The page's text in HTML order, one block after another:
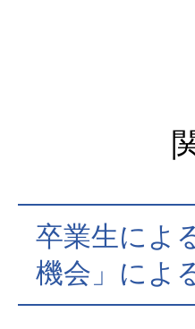
卒業生によ
機会」によ